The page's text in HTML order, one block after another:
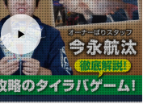
釣りを分かりやすく解説
同組合様